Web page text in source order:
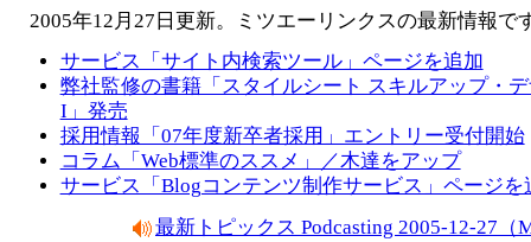
2005年12月27日更新。ミツエーリンクスの最新情報で
サービス「サイト内検索ツール」ページを追加
弊社監修の書籍「スタイルシート スキルアップ・
I」発売
採用情報「07年度新卒者採用」エントリー受付開始
コラム「Web標準のススメ」／木達をアップ
サービス「Blogコンテンツ制作サービス」ページを
最新トピックス Podcasting 2005-12-27（